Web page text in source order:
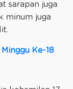
sarapan juga
minum juga
Ke-18